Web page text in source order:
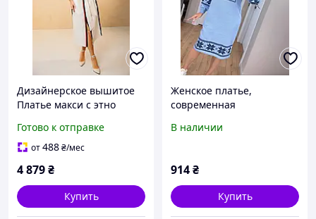
Дизайнерское вышитое
Платье макси с этно
вышиванки
современные,
Готово к отправке
от488₴/мес
4 879₴
Купить
Женское платье,
современная
вышиванки свободного
В наличии
914₴
Купить